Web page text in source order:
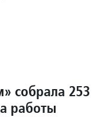
собрала 253
работы